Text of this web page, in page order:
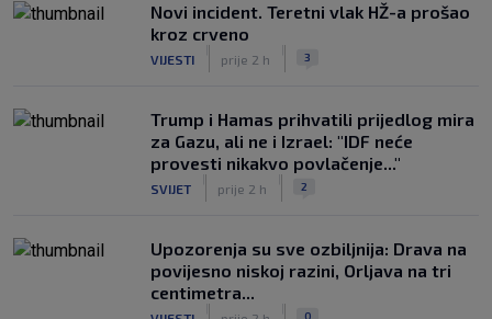
Novi incident. Teretni vlak HŽ-a prošao
kroz crveno
VIJESTI prije 2 h 3
Trump i Hamas prihvatili prijedlog mira
za Gazu, ali ne i Izrael: "IDF neće
provesti nikakvo povlačenje..."
SVIJET prije 2 h 2
Upozorenja su sve ozbiljnija: Drava na
povijesno niskoj razini, Orljava na tri
centimetra...
0